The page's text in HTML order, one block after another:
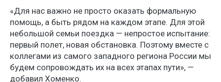
«Для нас важно не просто оказать формальную
помощь, а быть рядом на каждом этапе. Для этой
небольшой семьи поездка — непростое испытание:
первый полет, новая обстановка. Поэтому вместе с
коллегами из самого западного региона России мы
будем сопровождать их на всех этапах пути», —
добавил Хоменко.